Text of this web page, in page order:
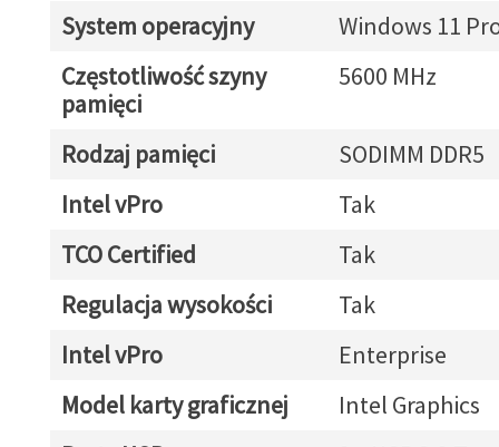
System operacyjny
Windows 11
Częstotliwość szyny
pamięci
5600 MHz
Rodzaj pamięci
SODIMM DDR5
Intel vPro
Tak
TCO Certified
Tak
Regulacja wysokości
Tak
Intel vPro
Enterprise
Model karty graficznej
Intel Graphics